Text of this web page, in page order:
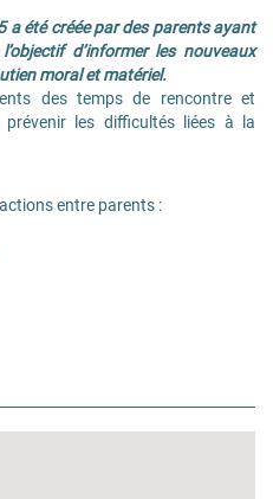
a été créée par des parents ayant
d’informer les nouveaux
moral et matériel.
des temps de rencontre et
prévenir les difficultés liées à la
entre parents :